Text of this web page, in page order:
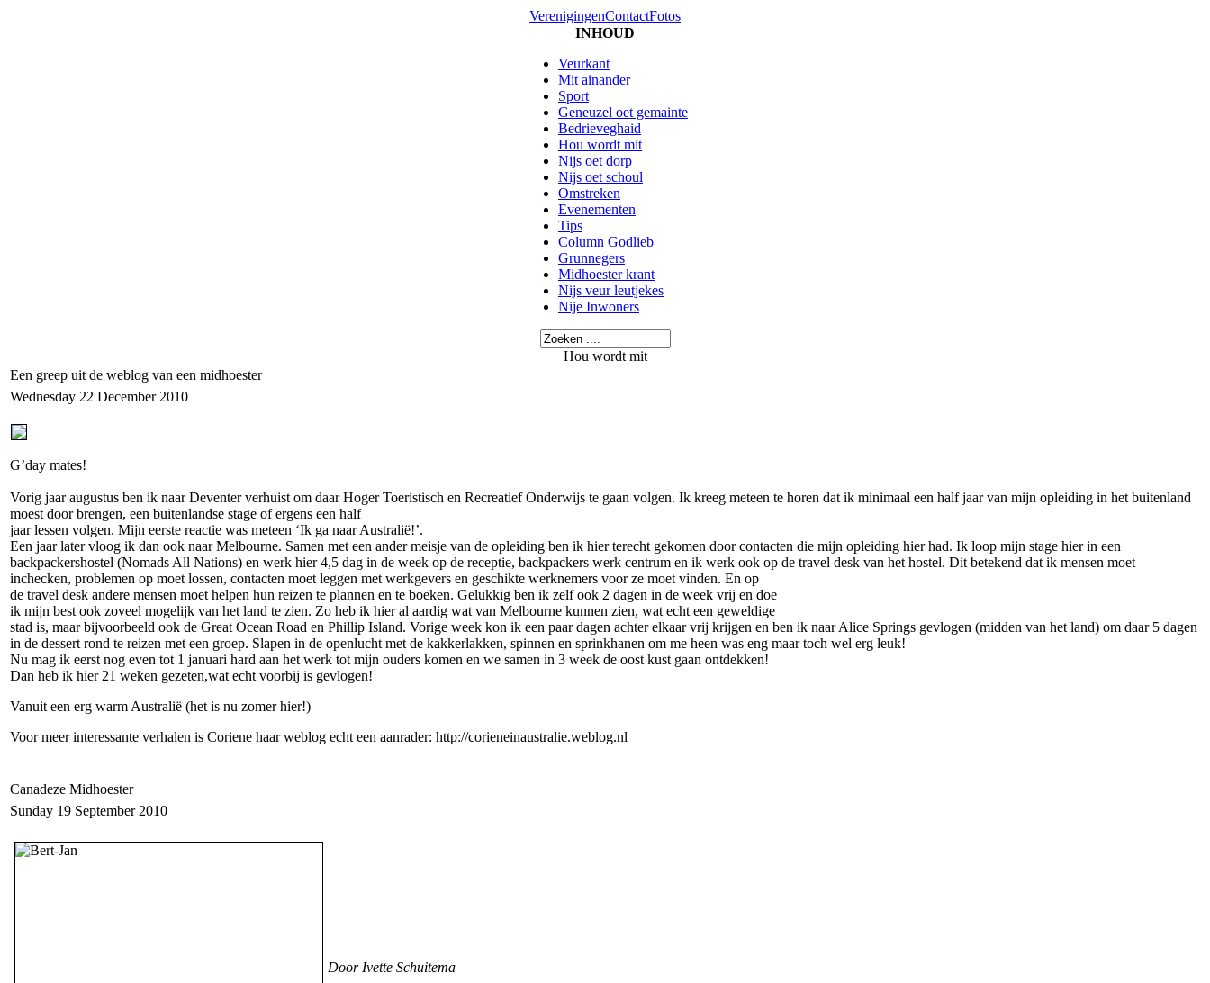
VerenigingenContactFotos
INHOUD
Veurkant
Mit ainander
Sport
Geneuzel oet gemainte
Bedrieveghaid
Hou wordt mit
Nijs oet dorp
Nijs oet schoul
Omstreken
Evenementen
Tips
Column Godlieb
Grunnegers
Midhoester krant
Nijs veur leutjekes
Nije Inwoners
Hou wordt mit
Een greep uit de weblog van een midhoester
Wednesday 22 December 2010
G’day mates!
Vorig jaar augustus ben ik naar Deventer verhuist om daar Hoger Toeristisch en Recreatief Onderwijs te gaan volgen. Ik kreeg meteen te horen dat ik minimaal een half jaar van mijn opleiding in het buitenland
moest door brengen, een buitenlandse stage of ergens een half
jaar lessen volgen. Mijn eerste reactie was meteen ‘Ik ga naar Australië!’.
Een jaar later vloog ik dan ook naar Melbourne. Samen met een ander meisje van de opleiding ben ik hier terecht gekomen door contacten die mijn opleiding hier had. Ik loop mijn stage hier in een
backpackershostel (Nomads All Nations) en werk hier 4,5 dag in de week op de receptie, backpackers werk centrum en ik werk ook op de travel desk van het hostel. Dit betekend dat ik mensen moet
inchecken, problemen op moet lossen, contacten moet leggen met werkgevers en geschikte werknemers voor ze moet vinden. En op
de travel desk andere mensen moet helpen hun reizen te plannen en te boeken. Gelukkig ben ik zelf ook 2 dagen in de week vrij en doe
ik mijn best ook zoveel mogelijk van het land te zien. Zo heb ik hier al aardig wat van Melbourne kunnen zien, wat echt een geweldige
stad is, maar bijvoorbeeld ook de Great Ocean Road en Phillip Island. Vorige week kon ik een paar dagen achter elkaar vrij krijgen en ben ik naar Alice Springs gevlogen (midden van het land) om daar 5 dagen
in de dessert rond te reizen met een groep. Slapen in de openlucht met de kakkerlakken, spinnen en sprinkhanen om me heen was eng maar toch wel erg leuk!
Nu mag ik eerst nog even tot 1 januari hard aan het werk tot mijn ouders komen en we samen in 3 week de oost kust gaan ontdekken!
Dan heb ik hier 21 weken gezeten,wat echt voorbij is gevlogen!
Vanuit een erg warm Australië (het is nu zomer hier!)
Voor meer interessante verhalen is Coriene haar weblog echt een aanrader: http://corieneinaustralie.weblog.nl
Canadeze Midhoester
Sunday 19 September 2010
Door Ivette Schuitema